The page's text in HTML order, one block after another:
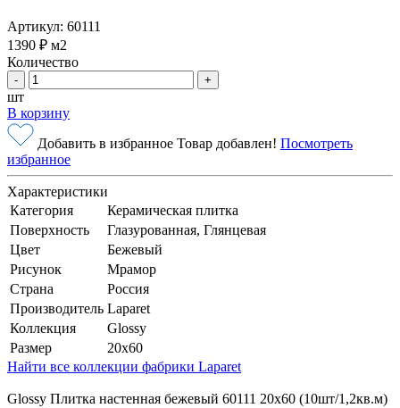
Артикул: 60111
1390 ₽ м2
Количество
- +
шт
В корзину
Добавить в избранное Товар добавлен! Посмотреть
избранное
Характеристики
Категория
Керамическая плитка
Поверхность
Глазурованная, Глянцевая
Цвет
Бежевый
Рисунок
Мрамор
Страна
Россия
Производитель Laparet
Коллекция
Glossy
Размер
20x60
Найти все коллекции фабрики Laparet
Glossy Плитка настенная бежевый 60111 20х60 (10шт/1,2кв.м)